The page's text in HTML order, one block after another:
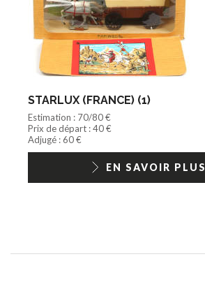
STARLUX (FRANCE) (1)
Estimation : 70/80 €
Prix de départ : 40 €
Adjugé : 60 €
EN SAVOIR PLUS